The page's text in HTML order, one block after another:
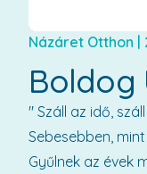
Názáret Otthon
Boldog
" Száll az idő,
Sebesebben,
Gyűlnek az évek